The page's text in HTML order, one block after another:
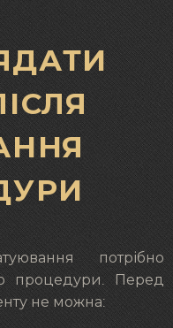
потрібно
процедури. Перед
не можна: